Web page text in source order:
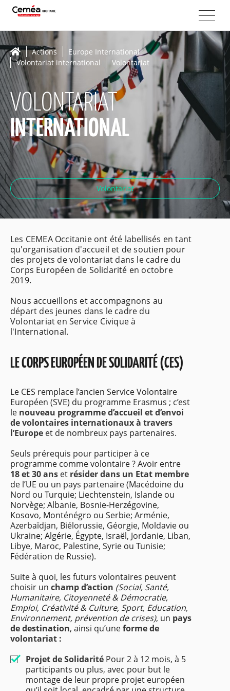
Actions
Europe International
Volontariat international
Volontariat
VOLONTARIAT
INTERNATIONAL
Volontariat
Les CEMEA Occitanie ont été labellisés en tant
qu'organisation d'accueil et de soutien pour
des projets de volontariat dans le cadre du
Corps Européen de Solidarité en octobre
2019.
Nous accueillons et accompagnons au
départ des jeunes dans le cadre du
Volontariat en Service Civique à
l'International.
LE CORPS EUROPÉEN DE SOLIDARITÉ (CES)
Le CES remplace l’ancien Service Volontaire
Européen (SVE) du programme Erasmus ; c’est
le nouveau programme d’accueil et d’envoi
de volontaires internationaux à travers
l’Europe et de nombreux pays partenaires.
Seuls prérequis pour participer à ce
programme comme volontaire ? Avoir entre
18 et 30 ans et résider dans un Etat membre
de l’UE ou un pays partenaire (Macédoine du
Nord ou Turquie; Liechtenstein, Islande ou
Norvège; Albanie, Bosnie-Herzégovine,
Kosovo, Monténégro ou Serbie; Arménie,
Azerbaïdjan, Biélorussie, Géorgie, Moldavie ou
Ukraine; Algérie, Égypte, Israël, Jordanie, Liban,
Libye, Maroc, Palestine, Syrie ou Tunisie;
Fédération de Russie).
Suite à quoi, les futurs volontaires peuvent
choisir un champ d’action (Social, Santé,
Humanitaire, Citoyenneté & Démocratie,
Emploi, Créativité & Culture, Sport, Education,
Environnement, prévention de crises), un pays
de destination, ainsi qu’uneforme de
volontariat :
Projet de Solidarité Pour 2 à 12 mois, à 5
participants ou plus, avec pour but le
montage de leur propre projet européen